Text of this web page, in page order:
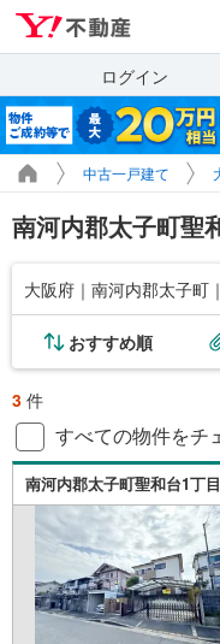
ログイン
中古一戸建て
南河内郡太子町聖
大阪府｜南河内郡太子町
おすすめ順
3 件
すべての物件をチ
南河内郡太子町聖和台1丁目